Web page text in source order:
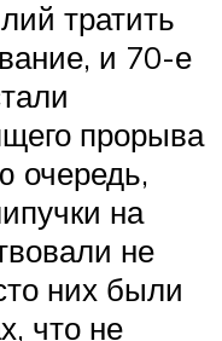
тратить
и 70-е
прорыва
очередь,
на
не
них были
что не